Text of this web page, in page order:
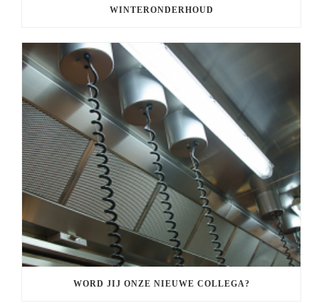
WINTERONDERHOUD
WORD JIJ ONZE NIEUWE COLLEGA?